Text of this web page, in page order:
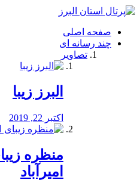
فصد
شرق
تهران
خشکشویی
صفحه اصلی
چند رسانه ای
تصاویر
البرز زیبا
اکتبر 22, 2019
منظره‌‌
امیرآباد